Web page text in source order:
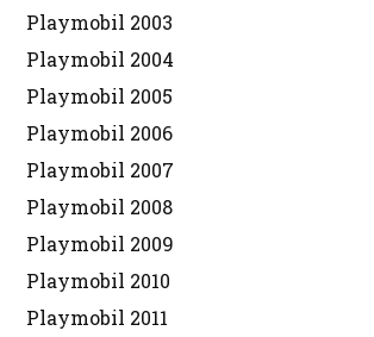
Playmobil 2003
Playmobil 2004
Playmobil 2005
Playmobil 2006
Playmobil 2007
Playmobil 2008
Playmobil 2009
Playmobil 2010
Playmobil 2011